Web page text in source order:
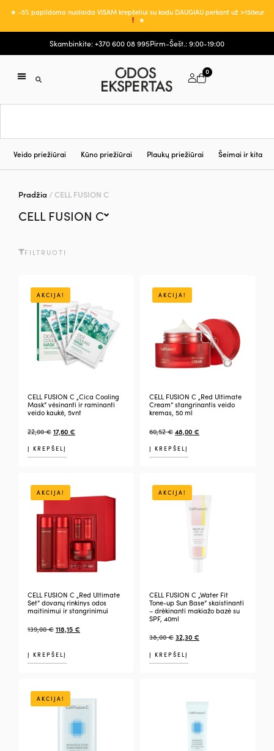
★ -5% papildoma nuolaida VISAM krepšeliui su kodu DAUGIAU perkant už >150eur
★
Skambinkite: +370 600 08 995Pirm-Šešt.: 9:00-19:00
0
Veido priežiūrai Kūno priežiūrai Plaukų priežiūrai Šeimai ir kita
Pradžia / CELL FUSION C
CELL FUSION C
FILTRUOTI
AKCIJA!
CELL FUSION C „Cica Cooling
Mask” vėsinanti ir raminanti
veido kaukė, 5vnt
22,00€17,60€
Į KREPŠELĮ
AKCIJA!
CELL FUSION C „Red Ultimate
Cream” stangrinantis veido
kremas, 50 ml
60,52€48,00€
Į KREPŠELĮ
AKCIJA!
CELL FUSION C „Red Ultimate
Set” dovanų rinkinys odos
maitinimui ir stangrinimui
139,00€118,15€
Į KREPŠELĮ
AKCIJA!
CELL FUSION C „Water Fit
Tone-up Sun Base” skaistinanti
– drėkinanti makiažo bazė su
SPF, 40ml
38,00€32,30€
Į KREPŠELĮ
AKCIJA!